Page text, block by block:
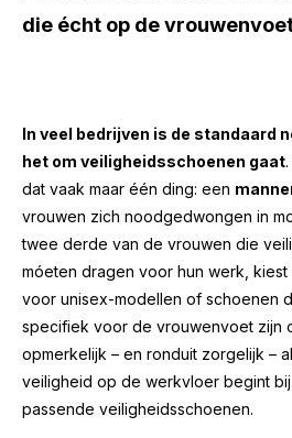
die écht op de
In veel bedrijven is de standaard
het om veiligheidsschoenen gaat
dat vaak maar één ding: een
vrouwen zich noodgedwongen in
twee derde van de vrouwen die
móeten dragen voor hun werk,
voor unisex-modellen of schoenen
specifiek voor de vrouwenvoet zijn
opmerkelijk – en ronduit zorgelijk –
veiligheid op de werkvloer begint
passende veiligheidsschoenen.